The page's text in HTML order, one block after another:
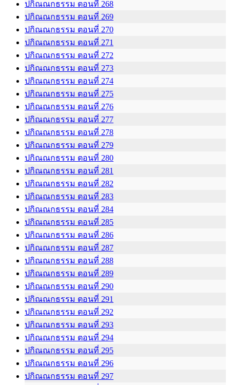
ปกิณณกธรรม ตอนที่ 268
ปกิณณกธรรม ตอนที่ 269
ปกิณณกธรรม ตอนที่ 270
ปกิณณกธรรม ตอนที่ 271
ปกิณณกธรรม ตอนที่ 272
ปกิณณกธรรม ตอนที่ 273
ปกิณณกธรรม ตอนที่ 274
ปกิณณกธรรม ตอนที่ 275
ปกิณณกธรรม ตอนที่ 276
ปกิณณกธรรม ตอนที่ 277
ปกิณณกธรรม ตอนที่ 278
ปกิณณกธรรม ตอนที่ 279
ปกิณณกธรรม ตอนที่ 280
ปกิณณกธรรม ตอนที่ 281
ปกิณณกธรรม ตอนที่ 282
ปกิณณกธรรม ตอนที่ 283
ปกิณณกธรรม ตอนที่ 284
ปกิณณกธรรม ตอนที่ 285
ปกิณณกธรรม ตอนที่ 286
ปกิณณกธรรม ตอนที่ 287
ปกิณณกธรรม ตอนที่ 288
ปกิณณกธรรม ตอนที่ 289
ปกิณณกธรรม ตอนที่ 290
ปกิณณกธรรม ตอนที่ 291
ปกิณณกธรรม ตอนที่ 292
ปกิณณกธรรม ตอนที่ 293
ปกิณณกธรรม ตอนที่ 294
ปกิณณกธรรม ตอนที่ 295
ปกิณณกธรรม ตอนที่ 296
ปกิณณกธรรม ตอนที่ 297